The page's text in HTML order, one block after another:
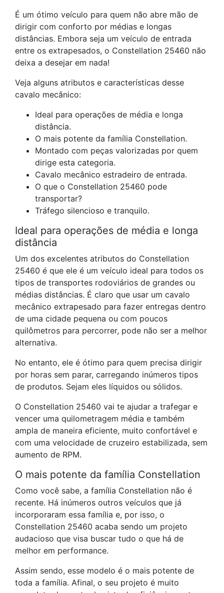
É um ótimo veículo para quem não abre mão de
dirigir com conforto por médias e longas
distâncias. Embora seja um veículo de entrada
entre os extrapesados, o Constellation 25460 não
deixa a desejar em nada!
Veja alguns atributos e características desse
cavalo mecânico:
Ideal para operações de média e longa
distância.
O mais potente da família Constellation.
Montado com peças valorizadas por quem
dirige esta categoria.
Cavalo mecânico estradeiro de entrada.
O que o Constellation 25460 pode
transportar?
Tráfego silencioso e tranquilo.
Ideal para operações de média e longa
distância
Um dos excelentes atributos do Constellation
25460 é que ele é um veículo ideal para todos os
tipos de transportes rodoviários de grandes ou
médias distâncias. É claro que usar um cavalo
mecânico extrapesado para fazer entregas dentro
de uma cidade pequena ou com poucos
quilômetros para percorrer, pode não ser a melhor
alternativa.
No entanto, ele é ótimo para quem precisa dirigir
por horas sem parar, carregando inúmeros tipos
de produtos. Sejam eles líquidos ou sólidos.
O Constellation 25460 vai te ajudar a trafegar e
vencer uma quilometragem média e também
ampla de maneira eficiente, muito confortável e
com uma velocidade de cruzeiro estabilizada, sem
aumento de RPM.
O mais potente da família Constellation
Como você sabe, a família Constellation não é
recente. Há inúmeros outros veículos que já
incorporaram essa família e, por isso, o
Constellation 25460 acaba sendo um projeto
audacioso que visa buscar tudo o que há de
melhor em performance.
Assim sendo, esse modelo é o mais potente de
toda a família. Afinal, o seu projeto é muito